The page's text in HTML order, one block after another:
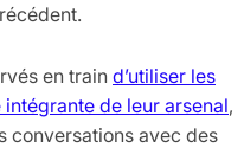
en train d’utiliser les
de leur arsenal,
conversations avec des